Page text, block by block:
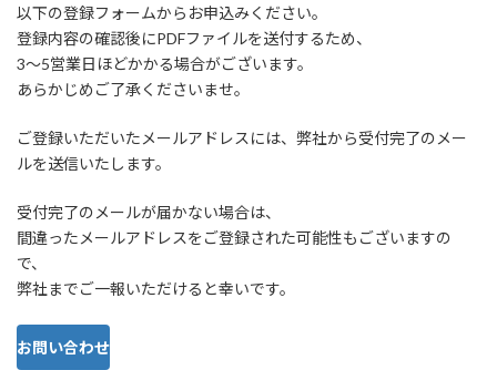
以下の登録フォームからお申込みください。
登録内容の確認後にPDFファイルを送付するため、
3〜5営業日ほどかかる場合がございます。
あらかじめご了承くださいませ。
ご登録いただいたメールアドレスには、弊社から受付完了のメー
ルを送信いたします。
受付完了のメールが届かない場合は、
間違ったメールアドレスをご登録された可能性もございますの
で、
弊社までご一報いただけると幸いです。
お問い合わせ